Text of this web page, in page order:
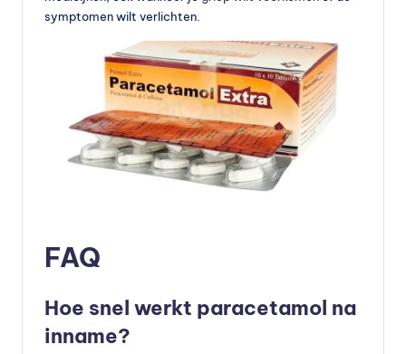
symptomen wilt verlichten.
FAQ
Hoe snel werkt paracetamol na
inname?